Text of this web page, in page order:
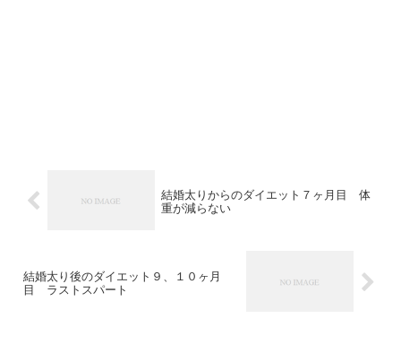
結婚太りからのダイエット７ヶ月目 体
重が減らない
結婚太り後のダイエット９、１０ヶ月
目 ラストスパート